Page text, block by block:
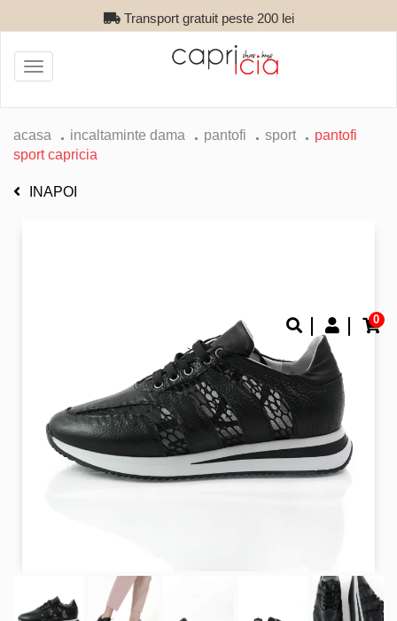
Transport gratuit peste 200 lei
0
Toggle
navigation
acasa incaltaminte dama pantofi sport
pantofi
sport capricia
INAPOI